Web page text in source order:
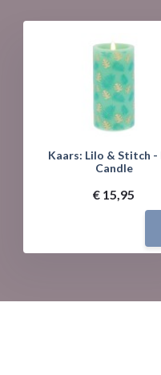
Kaars: Lilo & Stitch - Led
Candle
€ 15,95